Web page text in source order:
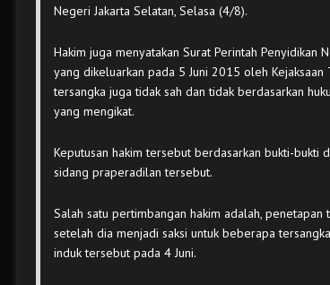
Negeri Jakarta Selatan, Selasa (4/8).
Hakim juga menyatakan Surat Perintah
yang dikeluarkan pada 5 Juni 2015 oleh
tersangka juga tidak sah dan tidak berdasarkan
yang mengikat.
Keputusan hakim tersebut berdasarkan bukti-bukti
sidang praperadilan tersebut.
Salah satu pertimbangan hakim adalah, penetapan
setelah dia menjadi saksi untuk beberapa
induk tersebut pada 4 Juni.